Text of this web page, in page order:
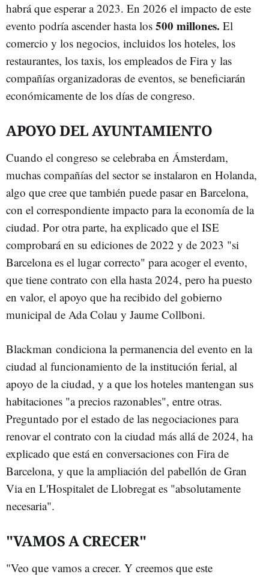
habrá que esperar a 2023. En 2026 el impacto de este
evento podría ascender hasta los 500 millones. El
comercio y los negocios, incluidos los hoteles, los
restaurantes, los taxis, los empleados de Fira y las
compañías organizadoras de eventos, se beneficiarán
económicamente de los días de congreso.
APOYO DEL AYUNTAMIENTO
Cuando el congreso se celebraba en Ámsterdam,
muchas compañías del sector se instalaron en Holanda,
algo que cree que también puede pasar en Barcelona,
con el correspondiente impacto para la economía de la
ciudad. Por otra parte, ha explicado que el ISE
comprobará en su ediciones de 2022 y de 2023 "si
Barcelona es el lugar correcto" para acoger el evento,
que tiene contrato con ella hasta 2024, pero ha puesto
en valor, el apoyo que ha recibido del gobierno
municipal de Ada Colau y Jaume Collboni.
Blackman condiciona la permanencia del evento en la
ciudad al funcionamiento de la institución ferial, al
apoyo de la ciudad, y a que los hoteles mantengan sus
habitaciones "a precios razonables", entre otras.
Preguntado por el estado de las negociaciones para
renovar el contrato con la ciudad más allá de 2024, ha
explicado que está en conversaciones con Fira de
Barcelona, y que la ampliación del pabellón de Gran
Via en L'Hospitalet de Llobregat es "absolutamente
necesaria".
"VAMOS A CRECER"
"Veo que vamos a crecer. Y creemos que este